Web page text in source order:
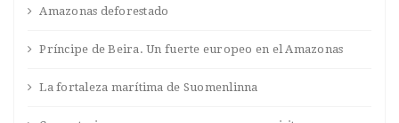
Amazonas deforestado
Príncipe de Beira. Un fuerte europeo en el Amazonas
La fortaleza marítima de Suomenlinna